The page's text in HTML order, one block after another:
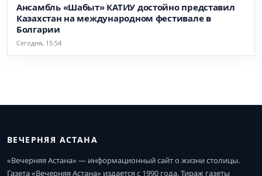
Ансамбль «Шабыт» КАТИУ достойно представил
Казахстан на международном фестивале в
Болгарии
Сегодня, 15:54
ВЕЧЕРНЯЯ АСТАНА
«Вечерняя Астана» — информационный сайт о жизни столицы.
Газета «Вечерняя Астана» издается с 1990 года. Тираж газеты